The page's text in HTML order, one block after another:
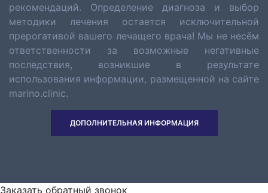
рекомендаций. Определение диагноза и выбор
методики лечения остается исключительной
прерогативой вашего лечащего врача! Мы не несём
ответственности за возможные негативные
последствия, возникшие в результате
использования информации, размещенной на сайте
marino.clinic.
ДОПОЛНИТЕЛЬНАЯ ИНФОРМАЦИЯ
Заказать обратный звонок